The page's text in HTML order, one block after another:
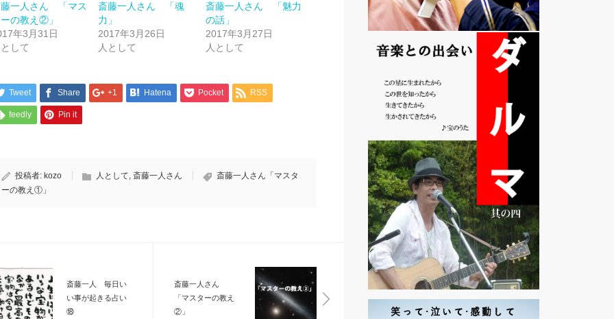
有
(新
し
い
ウ
ィ
ン
開
き
ま
す)
リ
ッ
ク
し
て
し
ウ
ン
ま
す)
有
開
き
ま
す)
一人さん 「マス
の教え②」
年3月31日
して
斎藤一人さん 「魂
力」
2017年3月26日
人として
斎藤一人さん 「魅力
の話」
2017年3月27日
人として
Tweet Share +1 Hatena Pocket RSS
feedly Pin it
投稿者: kozo 人として, 斎藤一人さん
斎藤一人さん「マスタ
ーの教え①」
斎藤一人 毎日い
い事が起きる占い
⑱
斎藤一人さん
「マスターの教え
②」